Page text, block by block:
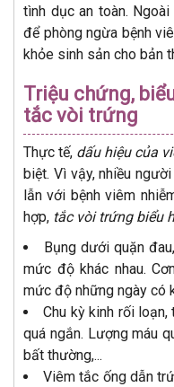
tình dục an toàn.
để phòng ngừa bệnh
khỏe sinh sản cho bản
Triệu chứng,
tắc vòi trứng
Thực tế, dấu hiệu của
biệt. Vì vậy, nhiều
lẫn với bệnh viêm
hợp, tắc vòi trứng biểu
Bụng dưới quặn
mức độ khác nhau.
mức độ những ngày có
Chu kỳ kinh rối
quá ngắn. Lượng máu
bất thường,...
Viêm tắc ống dẫn